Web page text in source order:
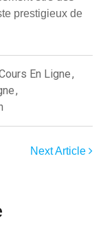
prestigieux de
En Ligne,
,
Next Article